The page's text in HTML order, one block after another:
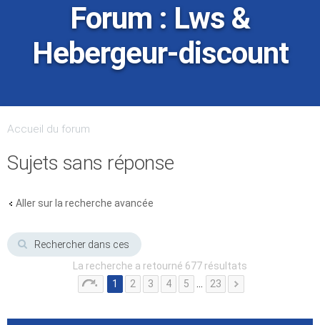
Forum : Lws &
Hebergeur-discount
Accueil du forum
Sujets sans réponse
Aller sur la recherche avancée
La recherche a retourné 677 résultats
1
2 3 4 5 23